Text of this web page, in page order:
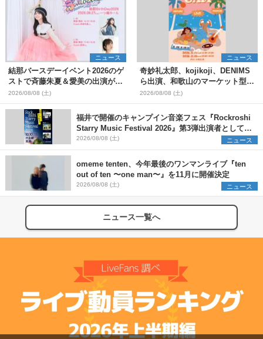
ニュース
結那バースデーイベント2026のゲ
ストで斉藤朱夏＆愛美の出演が決
定
2026/08/08 (土)
ニュース
奇妙礼太郎、kojikoji、DENIMS
ら出演、和歌山のマーケット型野
外イベント『PICNIC JAM
2026』早割チケット発売開始
2026/08/08 (土)
福井で開催のキャンプイン音楽フェス『Rockroshi
Starry Music Festival 2026』第3弾出演者として
SCOOBIE DO、かりゆし58、Reiを発表
2026/08/08 (土) ニュース
omeme tenten、今年最後のワンマンライブ『ten
out of ten 〜one man〜』を11月に開催決定
2026/08/08 (土) ニュース
ニュース一覧へ